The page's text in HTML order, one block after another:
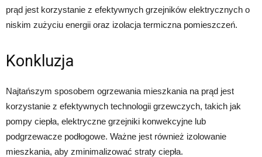
prąd jest korzystanie z efektywnych grzejników elektrycznych o
niskim zużyciu energii oraz izolacja termiczna pomieszczeń.
Konkluzja
Najtańszym sposobem ogrzewania mieszkania na prąd jest
korzystanie z efektywnych technologii grzewczych, takich jak
pompy ciepła, elektryczne grzejniki konwekcyjne lub
podgrzewacze podłogowe. Ważne jest również izolowanie
mieszkania, aby zminimalizować straty ciepła.